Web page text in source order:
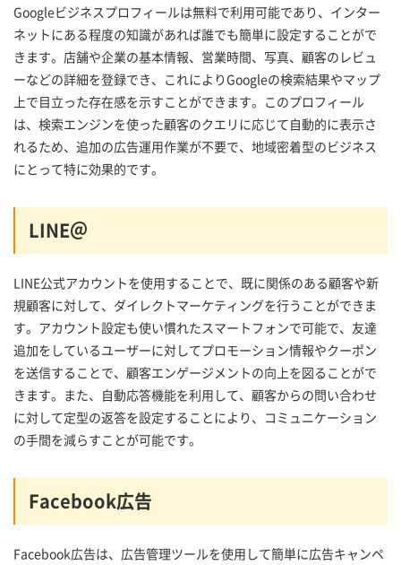
Googleビジネスプロフィールは無料で利用可能であり、インター
ネットにある程度の知識があれば誰でも簡単に設定することがで
きます。店舗や企業の基本情報、営業時間、写真、顧客のレビュ
ーなどの詳細を登録でき、これによりGoogleの検索結果やマップ
上で目立った存在感を示すことができます。このプロフィール
は、検索エンジンを使った顧客のクエリに応じて自動的に表示さ
れるため、追加の広告運用作業が不要で、地域密着型のビジネス
にとって特に効果的です。
LINE＠
LINE公式アカウントを使用することで、既に関係のある顧客や新
規顧客に対して、ダイレクトマーケティングを行うことができま
す。アカウント設定も使い慣れたスマートフォンで可能で、友達
追加をしているユーザーに対してプロモーション情報やクーポン
を送信することで、顧客エンゲージメントの向上を図ることがで
きます。また、自動応答機能を利用して、顧客からの問い合わせ
に対して定型の返答を設定することにより、コミュニケーション
の手間を減らすことが可能です。
Facebook広告
Facebook広告は、広告管理ツールを使用して簡単に広告キャンペ